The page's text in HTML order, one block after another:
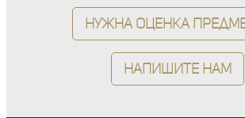
Нужна оценка
Напишите нам